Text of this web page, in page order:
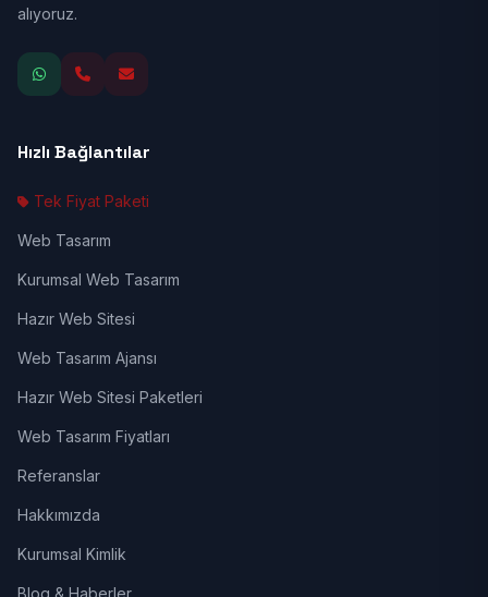
alıyoruz.
Hızlı Bağlantılar
Tek Fiyat Paketi
Web Tasarım
Kurumsal Web Tasarım
Hazır Web Sitesi
Web Tasarım Ajansı
Hazır Web Sitesi Paketleri
Web Tasarım Fiyatları
Referanslar
Hakkımızda
Kurumsal Kimlik
Blog & Haberler